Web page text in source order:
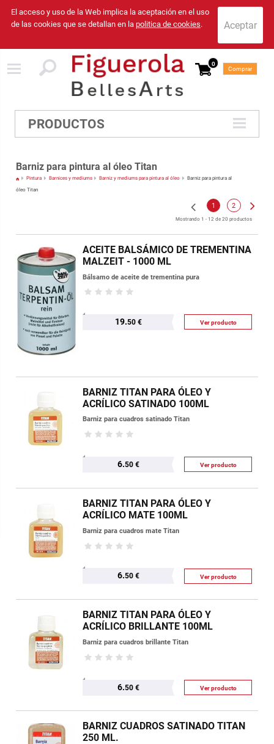
El acceso y uso de la Web implica la aceptación en el uso
de las cookies que se detallan en la politica de cookies.
0
Comprar
PRODUCTOS
Barniz para pintura al óleo Titan
Pintura Barnices y mediums Barniz y mediums para pintura al óleo Barniz para pintura al
óleo Titan
Mostrando 1 - 12 de 20 productos
1 2
ACEITE BALSÁMICO DE TREMENTINA
MALZEIT - 1000 ML
Bálsamo de aceite de trementina pura
19.50 € Ver producto
BARNIZ TITAN PARA ÓLEO Y
ACRÍLICO SATINADO 100ML
Barniz para cuadros satinado Titan
6.50 € Ver producto
BARNIZ TITAN PARA ÓLEO Y
ACRÍLICO MATE 100ML
Barniz para cuadros mate Titan
6.50 € Ver producto
BARNIZ TITAN PARA ÓLEO Y
ACRÍLICO BRILLANTE 100ML
Barniz para cuadros brillante Titan
6.50 € Ver producto
BARNIZ CUADROS SATINADO TITAN
250 ML.